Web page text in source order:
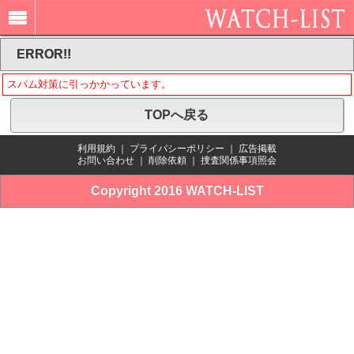
ERROR!!
スパム対策に引っかかっています。
TOPへ戻る
利用規約 プライバシーポリシー
広告掲載
お問い合わせ
削除依頼 捜査関係事項照会
Copyright 2016 WATCH-LIST